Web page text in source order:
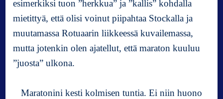
esimerkiksi tuon ”herkkua” ja ”kallis” kohdalla
mietittyä, että olisi voinut piipahtaa Stockalla ja
muutamassa Rotuaarin liikkeessä kuvailemassa,
mutta jotenkin olen ajatellut, että maraton kuuluu
”juosta” ulkona.
Maratonini kesti kolmisen tuntia. Ei niin huono